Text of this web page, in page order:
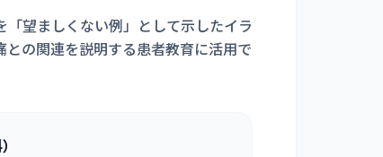
望ましくない例」として示したイラ
との関連を説明する患者教育に活用で